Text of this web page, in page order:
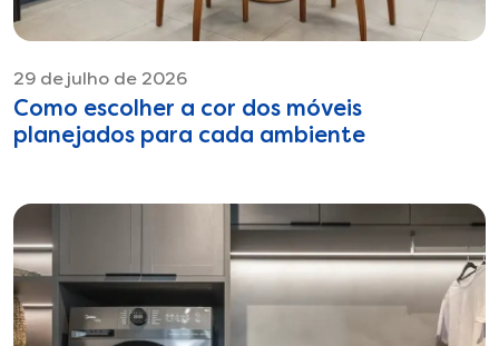
29 de julho de 2026
Como escolher a cor dos móveis
planejados para cada ambiente